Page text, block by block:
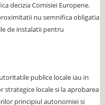
decizia Comisiei Europene.
nu semnifica obligatia
de instalatii pentru
publice locale iau in
strategice locale si la aprobarea
principiul autonomiei si